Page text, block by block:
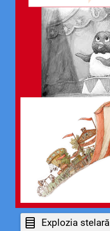
Explozia stelară